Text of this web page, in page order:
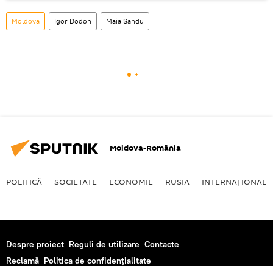
Moldova Igor Dodon Maia Sandu
Moldova-România
POLITICĂ SOCIETATE ECONOMIE RUSIA INTERNAŢIONAL
Despre proiect Reguli de utilizare Contacte
Reclamă Politica de confidențialitate